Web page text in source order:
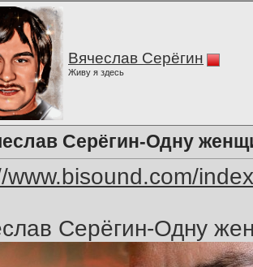
Вячеслав Серёгин
Живу я здесь
Серёгин-Одну
www.bisound.com/
Серёгин-Одну